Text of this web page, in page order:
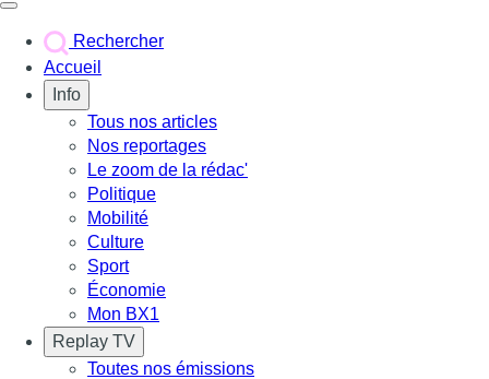
Rechercher
Accueil
Info
Tous nos articles
Nos reportages
Le zoom de la rédac'
Politique
Mobilité
Culture
Sport
Économie
Mon BX1
Replay TV
Toutes nos émissions